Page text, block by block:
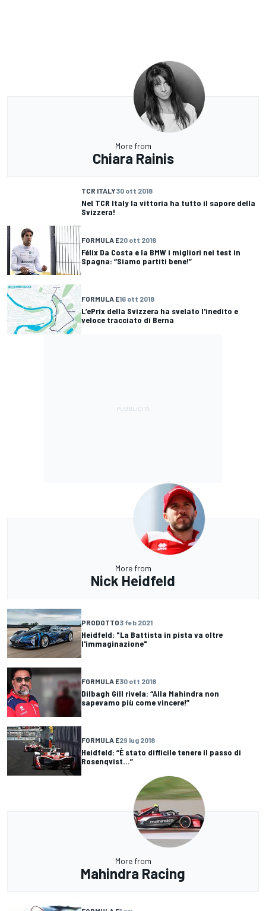
More from
Chiara Rainis
TCR ITALY30 ott 2018
Nel TCR Italy la vittoria ha tutto il sapore della
Svizzera!
FORMULA E20 ott 2018
Félix Da Costa e la BMW i migliori nei test in
Spagna: “Siamo partiti bene!”
FORMULA E16 ott 2018
L’ePrix della Svizzera ha svelato l'inedito e
veloce tracciato di Berna
More from
Nick Heidfeld
PRODOTTO3 feb 2021
Heidfeld: "La Battista in pista va oltre
l'immaginazione"
FORMULA E30 ott 2018
Dilbagh Gill rivela: “Alla Mahindra non
sapevamo più come vincere!”
FORMULA E29 lug 2018
Heidfeld: “È stato difficile tenere il passo di
Rosenqvist...”
More from
Mahindra Racing